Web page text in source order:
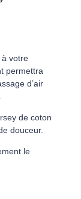
votre
permettra
d’air
de coton
douceur.
le